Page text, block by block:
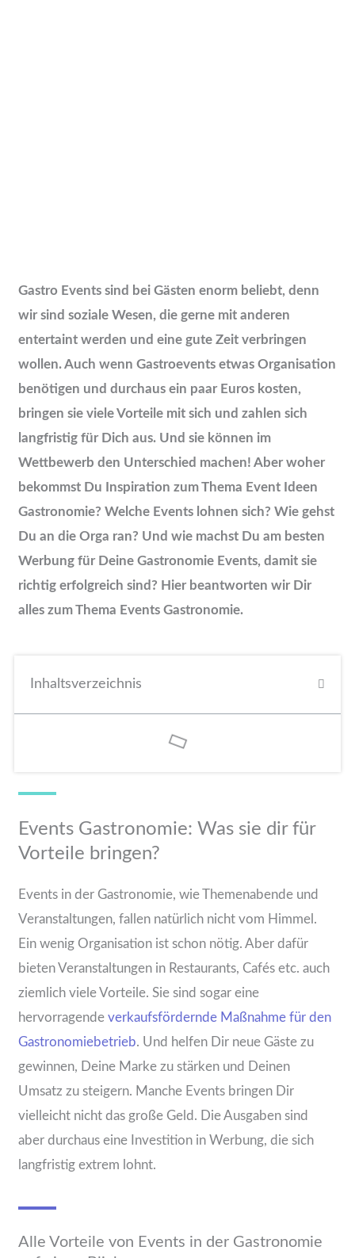
Gastro Events sind bei Gästen enorm beliebt, denn
wir sind soziale Wesen, die gerne mit anderen
entertaint werden und eine gute Zeit verbringen
wollen. Auch wenn Gastroevents etwas Organisation
benötigen und durchaus ein paar Euros kosten,
bringen sie viele Vorteile mit sich und zahlen sich
langfristig für Dich aus. Und sie können im
Wettbewerb den Unterschied machen! Aber woher
bekommst Du Inspiration zum Thema Event Ideen
Gastronomie? Welche Events lohnen sich? Wie gehst
Du an die Orga ran? Und wie machst Du am besten
Werbung für Deine Gastronomie Events, damit sie
richtig erfolgreich sind? Hier beantworten wir Dir
alles zum Thema Events Gastronomie.
Inhaltsverzeichnis
Events Gastronomie: Was sie dir für
Vorteile bringen?
Events in der Gastronomie, wie Themenabende und
Veranstaltungen, fallen natürlich nicht vom Himmel.
Ein wenig Organisation ist schon nötig. Aber dafür
bieten Veranstaltungen in Restaurants, Cafés etc. auch
ziemlich viele Vorteile. Sie sind sogar eine
hervorragende verkaufsfördernde Maßnahme für den
Gastronomiebetrieb. Und helfen Dir neue Gäste zu
gewinnen, Deine Marke zu stärken und Deinen
Umsatz zu steigern. Manche Events bringen Dir
vielleicht nicht das große Geld. Die Ausgaben sind
aber durchaus eine Investition in Werbung, die sich
langfristig extrem lohnt.
Alle Vorteile von Events in der Gastronomie